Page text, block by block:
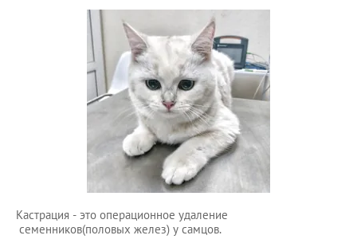
Кастрация - это операционное удаление
семенников(половых желез) у самцов.